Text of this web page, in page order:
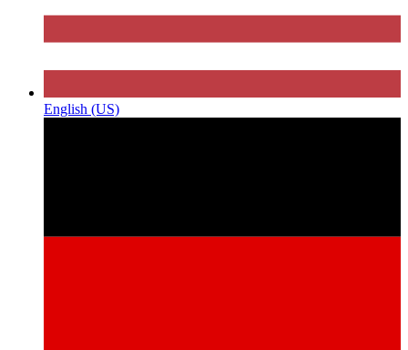
English (US)